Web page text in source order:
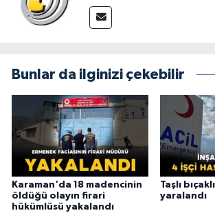
Bunlar da ilginizi çekebilir
Karaman'da 18 madencinin
öldüğü olayın firari
hükümlüsü yakalandı
Taşlı
yaralandı